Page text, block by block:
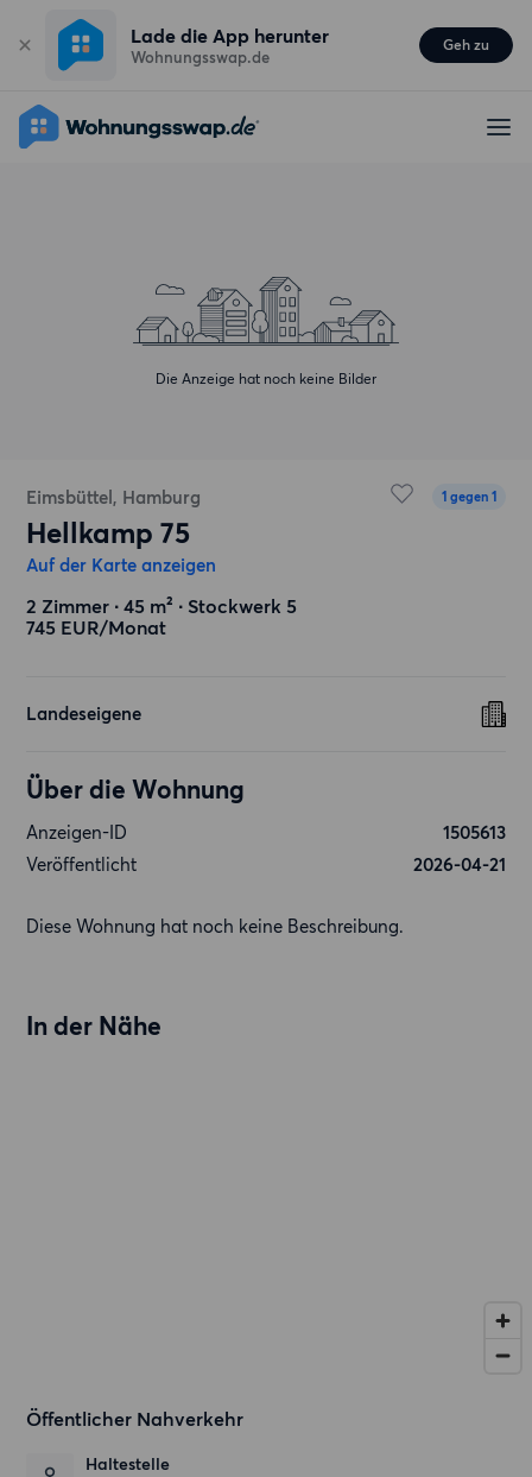
Lade die App herunter
Wohnungsswap.de
Geh zu
Die Anzeige hat noch keine Bilder
Eimsbüttel, Hamburg 1 gegen 1
Hellkamp 75
Auf der Karte anzeigen
2 Zimmer ∙ 45 m² ∙ Stockwerk 5
745 EUR/Monat
Landeseigene
Über die Wohnung
Anzeigen-ID
1505613
Veröffentlicht
2026-04-21
Diese Wohnung hat noch keine Beschreibung.
In der Nähe
Öffentlicher Nahverkehr
Haltestelle